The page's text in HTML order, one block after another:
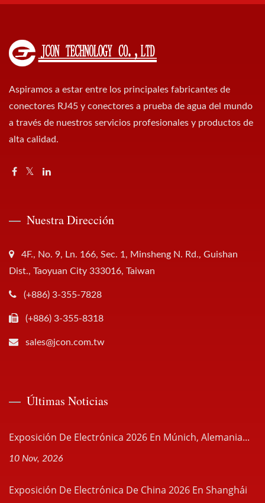
Aspiramos a estar entre los principales fabricantes de
conectores RJ45 y conectores a prueba de agua del mundo
a través de nuestros servicios profesionales y productos de
alta calidad.
Nuestra Dirección
4F., No. 9, Ln. 166, Sec. 1, Minsheng N. Rd., Guishan
Dist., Taoyuan City 333016, Taiwan
(+886) 3-355-7828
(+886) 3-355-8318
sales@jcon.com.tw
Últimas Noticias
Exposición De Electrónica 2026 En Múnich, Alemania...
10 Nov, 2026
Exposición De Electrónica De China 2026 En Shanghái